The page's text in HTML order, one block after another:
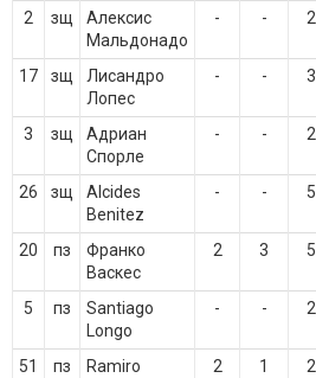
2 зщ
Алексис
Мальдонадо
- - 2
17 зщ
Лисандро
Лопес
- - 3
3 зщ
Адриан
Спорле
- - 2
26 зщ
Alcides
Benitez
- - 5
20 пз
Франко
Васкес
2 3 5
5 пз
Santiago
Longo
- - 2
51 пз
Ramiro
2 1 2